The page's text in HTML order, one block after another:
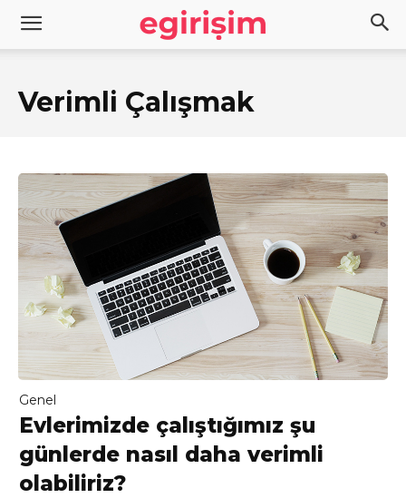
Verimli Çalışmak
Genel
Evlerimizde çalıştığımız şu
günlerde nasıl daha verimli
olabiliriz?